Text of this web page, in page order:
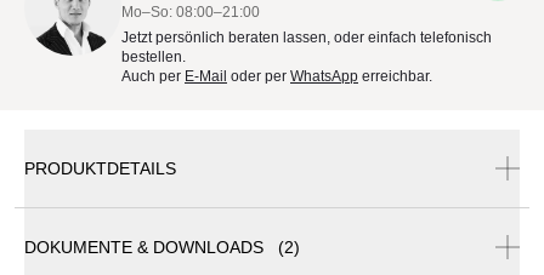
Mo–So: 08:00–21:00
Jetzt persönlich beraten lassen, oder einfach telefonisch
bestellen.
Auch per E-Mail oder per WhatsApp erreichbar.
PRODUKTDETAILS
DOKUMENTE & DOWNLOADS (2)